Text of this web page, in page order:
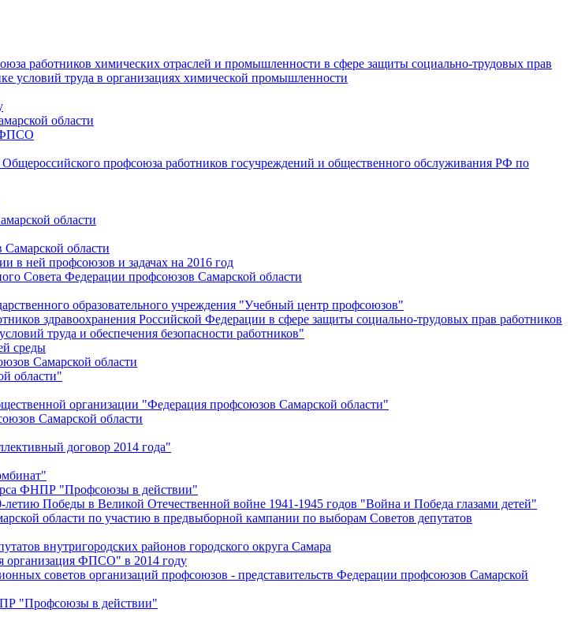
работников химических отраслей и промышленности в сфере защиты социально-трудовых прав
условий труда в организациях химической промышленности
области
ФПСО
профсоюза работников госучреждений и общественного обслуживания РФ по
области
области
в ней профсоюзов и задачах на 2016 год
Совета Федерации профсоюзов Самарской области
образовательного учреждения "Учебный центр профсоюзов"
здравоохранения Российской Федерации в сфере защиты социально-трудовых прав работников
труда и обеспечения безопасности работников"
среды
Самарской области
области"
организации "Федерация профсоюзов Самарской области"
Самарской области
договор 2014 года"
ФНПР "Профсоюзы в действии"
Победы в Великой Отечественной войне 1941-1945 годов "Война и Победа глазами детей"
области по участию в предвыборной кампании по выборам Советов депутатов
внутригородских районов городского округа Самара
организация ФПСО" в 2014 году
советов организаций профсоюзов - представительств Федерации профсоюзов Самарской
"Профсоюзы в действии"